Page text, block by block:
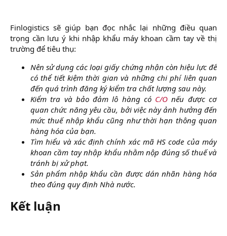
Finlogistics sẽ giúp bạn đọc nhắc lại những điều quan
trọng cần lưu ý khi nhập khẩu máy khoan cầm tay về thị
trường để tiêu thụ:​
Nên sử dụng các loại giấy chứng nhận còn hiệu lực để
có thể tiết kiệm thời gian và những chi phí liên quan
đến quá trình đăng ký kiểm tra chất lượng sau này.
Kiểm tra và bảo đảm lô hàng có C/Onếu được cơ
quan chức năng yêu cầu, bởi việc này ảnh hưởng đến
mức thuế nhập khẩu cũng như thời hạn thông quan
hàng hóa của bạn.
Tìm hiểu và xác định chính xác mã HS code của máy
khoan cầm tay nhập khẩu nhằm nộp đúng số thuế và
tránh bị xử phạt.
Sản phẩm nhập khẩu cần được dán nhãn hàng hóa
theo đúng quy định Nhà nước.
Kết luận​